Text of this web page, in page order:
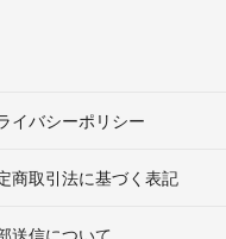
イバシーポリシー
商取引法に基づく表記
送信について